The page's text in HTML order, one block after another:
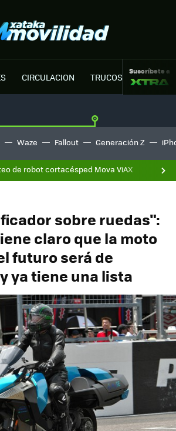
CIRCULACION TRUCOS MOTOR
Suscríbete a
Waze Fallout Generación Z
de robot cortacésped Mova ViAX
sobre ruedas":
claro que la moto
futuro será de
ya tiene una lista